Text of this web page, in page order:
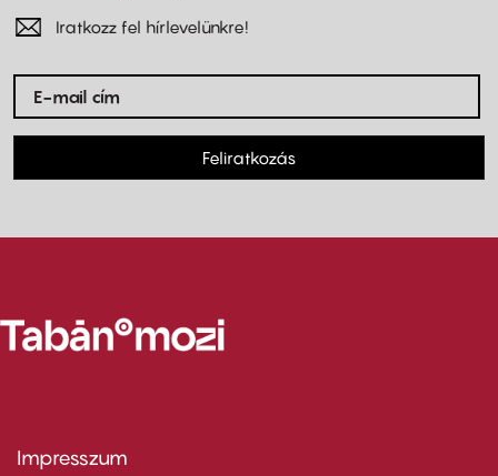
Iratkozz fel hírlevelünkre!
Feliratkozás
Footer
Impresszum